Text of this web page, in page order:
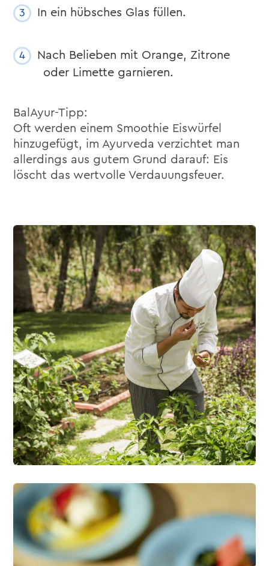
In ein hübsches Glas füllen.
Nach Belieben mit Orange, Zitrone
oder Limette garnieren.
BalAyur-Tipp:
Oft werden einem Smoothie Eiswürfel
hinzugefügt, im Ayurveda verzichtet man
allerdings aus gutem Grund darauf: Eis
löscht das wertvolle Verdauungsfeuer.